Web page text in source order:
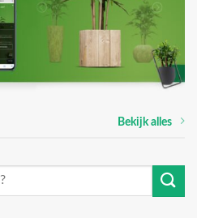
Bekijk alles